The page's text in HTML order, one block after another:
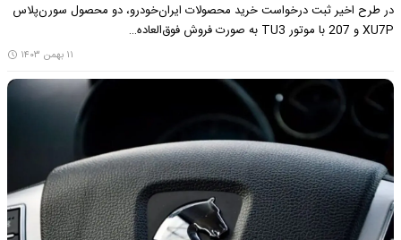
در طرح اخیر ثبت درخواست خرید محصولات ایران‌خودرو، دو محصول سورن‌پلاس
XU7P و 207 با موتور TU3 به صورت فروش فوق‌العاده…
۱۱ بهمن ۱۴۰۳